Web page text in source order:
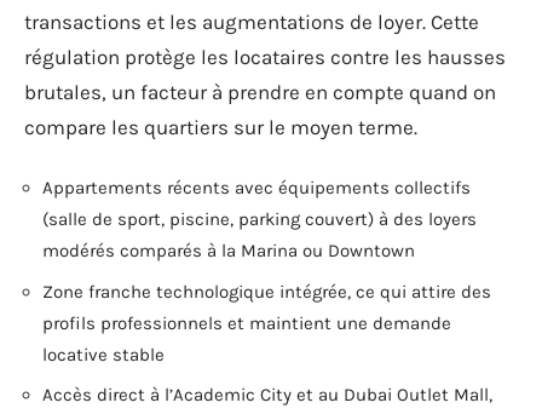
transactions et les augmentations de loyer. Cette
régulation protège les locataires contre les hausses
brutales, un facteur à prendre en compte quand on
compare les quartiers sur le moyen terme.
Appartements récents avec équipements collectifs
(salle de sport, piscine, parking couvert) à des loyers
modérés comparés à la Marina ou Downtown
Zone franche technologique intégrée, ce qui attire des
profils professionnels et maintient une demande
locative stable
Accès direct à l’Academic City et au Dubai Outlet Mall,